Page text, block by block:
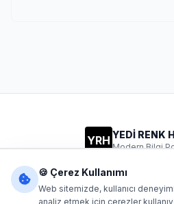
YRH YEDİ RENK
Modern Bilgi
🍪 Çerez Kullanımı
Web sitemizde, kullanıcı
analiz etmek için çerezler